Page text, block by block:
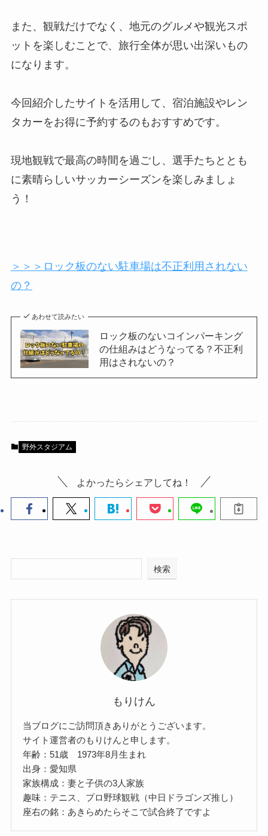
また、観戦だけでなく、地元のグルメや観光スポ
ットを楽しむことで、旅行全体が思い出深いもの
になります。
今回紹介したサイトを活用して、宿泊施設やレン
タカーをお得に予約するのもおすすめです。
現地観戦で最高の時間を過ごし、選手たちととも
に素晴らしいサッカーシーズンを楽しみましょ
う！
＞＞＞ロック板のない駐車場は不正利用されない
の？
あわせて読みたい
ロック板のないコインパーキング
の仕組みはどうなってる？不正利
用はされないの？
野外スタジアム
よかったらシェアしてね！
検索
もりけん
当ブログにご訪問頂きありがとうございます。
サイト運営者のもりけんと申します。
年齢：51歳 1973年8月生まれ
出身：愛知県
家族構成：妻と子供の3人家族
趣味：テニス、プロ野球観戦（中日ドラゴンズ推し）
座右の銘：あきらめたらそこで試合終了ですよ